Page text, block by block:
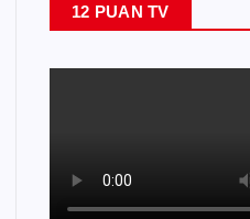
12 PUAN TV